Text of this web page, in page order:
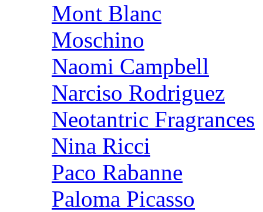
Mont Blanc
Moschino
Naomi Campbell
Narciso Rodriguez
Neotantric Fragrances
Nina Ricci
Paco Rabanne
Paloma Picasso